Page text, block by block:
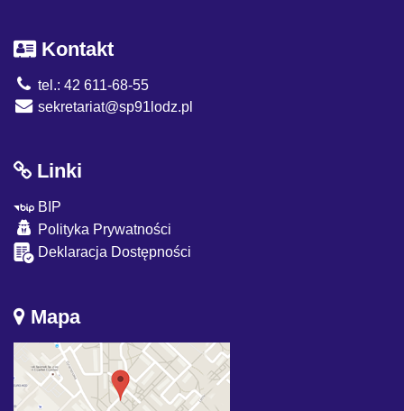
Kontakt
tel.: 42 611-68-55
sekretariat@sp91lodz.pl
Linki
BIP
Polityka Prywatności
Deklaracja Dostępności
Mapa